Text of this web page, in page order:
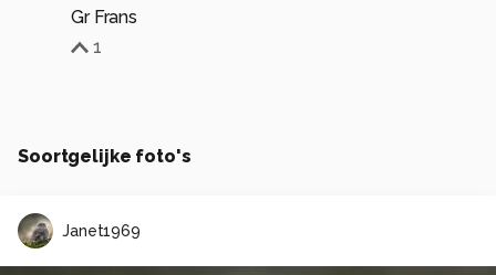
Gr Frans
1
Soortgelijke foto's
Janet1969